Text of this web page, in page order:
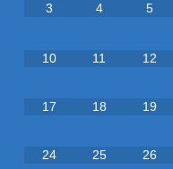
3 4 5
10 11 12
17 18 19
24 25 26